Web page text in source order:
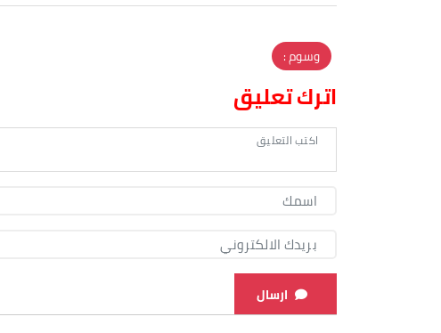
وسوم :
اترك تعليق
ارسال